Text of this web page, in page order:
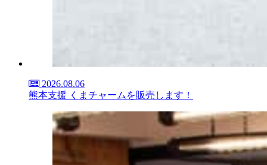
2026.08.06
熊本支援 くまチャームを販売します！